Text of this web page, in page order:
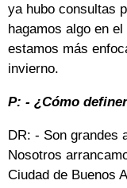
ya hubo consultas
hagamos algo en
estamos más
invierno.
P: - ¿Cómo
DR: - Son grandes
Nosotros
Ciudad de Buenos